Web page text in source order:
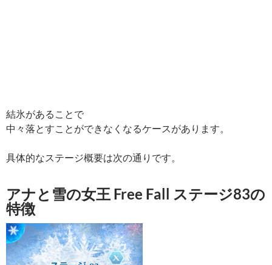
結氷があることで
中々落とすことができなくなるケースがあります。
具体的なステージ概要は次の通りです。
アナと雪の女王 Free Fall ステージ83の
特徴